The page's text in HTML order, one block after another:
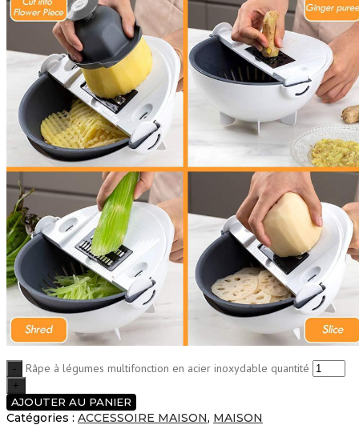
Râpe à légumes multifonction en acier inoxydable quantité
AJOUTER AU PANIER
Catégories : ACCESSOIRE MAISON, MAISON